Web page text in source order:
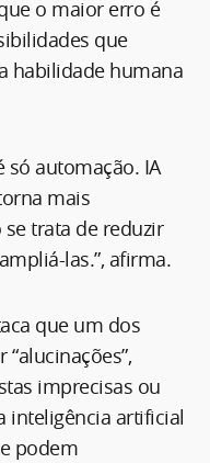
o maior erro é
que
habilidade humana
só automação. IA
mais
trata de reduzir
las.”, afirma.
que um dos
imprecisas ou
inteligência artificial
podem